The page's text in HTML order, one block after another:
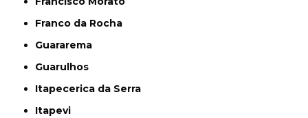
Franco da Rocha
Guararema
Guarulhos
Itapecerica da Serra
Itapevi